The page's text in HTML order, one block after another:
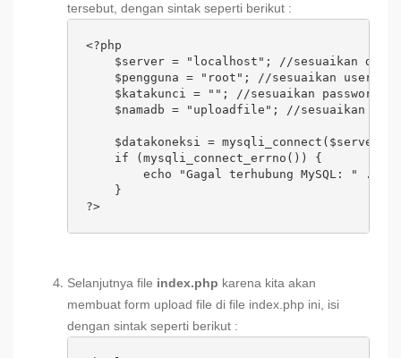
tersebut, dengan sintak seperti berikut :
<?php
$server = "localhost"; //sesuaikan
$pengguna = "root"; //sesuaikan
    $katakunci = ""; //sesuaikan password
$namadb = "uploadfile"; //sesuaikan
$datakoneksi = mysqli_connect($server,
    if (mysqli_connect_errno()) {
echo "Gagal terhubung MySQL: " .
    }
?>
Selanjutnya file index.php karena kita akan
membuat form upload file di file index.php ini, isi
dengan sintak seperti berikut :